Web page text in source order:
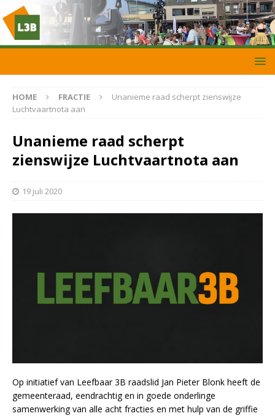
HOME FRACTIE
Unanieme raad scherpt zienswijze
Luchtvaartnota aan
Unanieme raad scherpt
zienswijze Luchtvaartnota aan
19 juli 2020
Op initiatief van Leefbaar 3B raadslid Jan Pieter Blonk heeft de
gemeenteraad, eendrachtig en in goede onderlinge
samenwerking van alle acht fracties en met hulp van de griffie